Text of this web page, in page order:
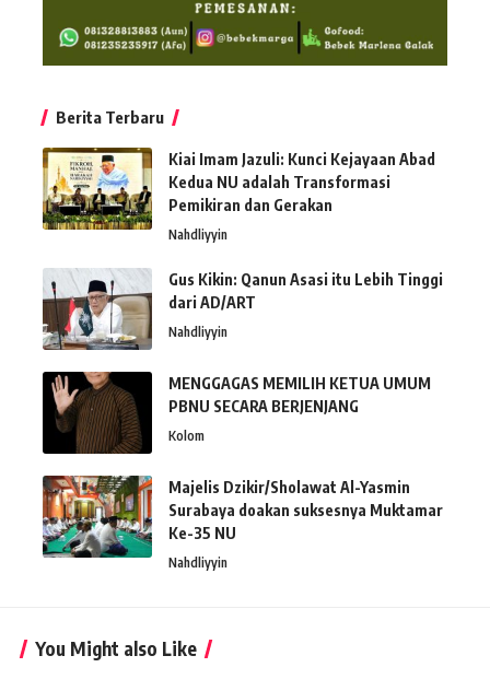
Berita Terbaru
Kiai Imam Jazuli: Kunci Kejayaan Abad
Kedua NU adalah Transformasi
Pemikiran dan Gerakan
Nahdliyyin
Gus Kikin: Qanun Asasi itu Lebih Tinggi
dari AD/ART
Nahdliyyin
MENGGAGAS MEMILIH KETUA UMUM
PBNU SECARA BERJENJANG
Kolom
Majelis Dzikir/Sholawat Al-Yasmin
Surabaya doakan suksesnya Muktamar
Ke-35 NU
Nahdliyyin
You Might also Like